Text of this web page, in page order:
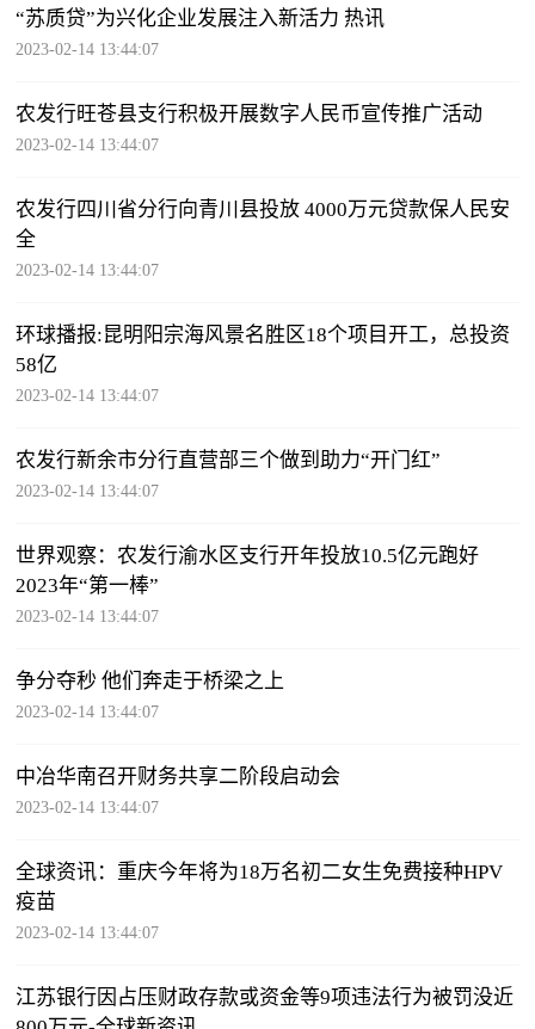
“苏质贷”为兴化企业发展注入新活力 热讯
2023-02-14 13:44:07
农发行旺苍县支行积极开展数字人民币宣传推广活动
2023-02-14 13:44:07
农发行四川省分行向青川县投放 4000万元贷款保人民安
全
2023-02-14 13:44:07
环球播报:昆明阳宗海风景名胜区18个项目开工，总投资
58亿
2023-02-14 13:44:07
农发行新余市分行直营部三个做到助力“开门红”
2023-02-14 13:44:07
世界观察：农发行渝水区支行开年投放10.5亿元跑好
2023年“第一棒”
2023-02-14 13:44:07
争分夺秒 他们奔走于桥梁之上
2023-02-14 13:44:07
中冶华南召开财务共享二阶段启动会
2023-02-14 13:44:07
全球资讯：重庆今年将为18万名初二女生免费接种HPV
疫苗
2023-02-14 13:44:07
江苏银行因占压财政存款或资金等9项违法行为被罚没近